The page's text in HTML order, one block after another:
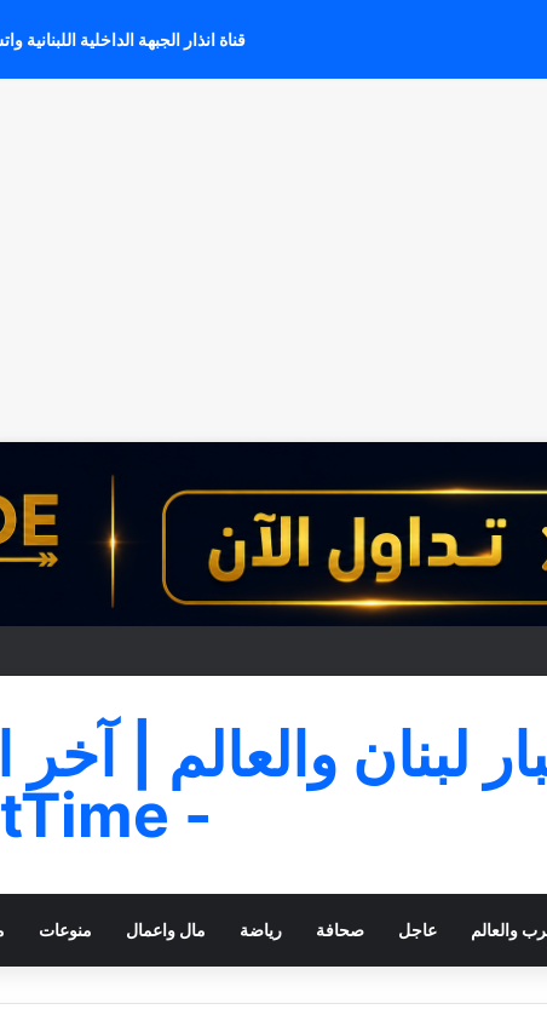
قناة انذار الجبهة الداخلية
لبنان والعالم | آخر
- BeirutTime"
والعالم عاجل صحافة رياضة مال واعمال منوعات